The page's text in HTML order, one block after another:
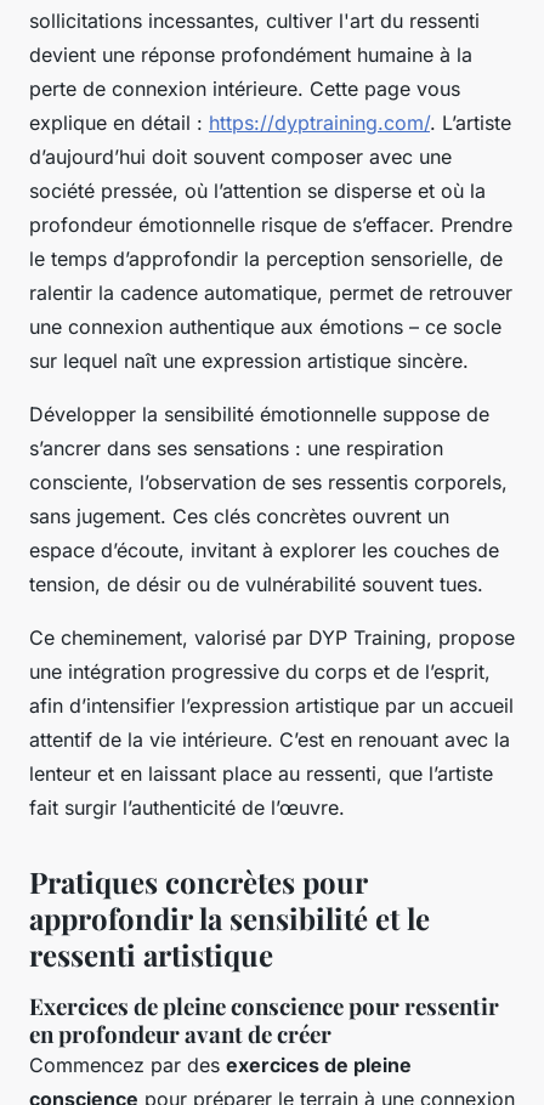
sollicitations incessantes, cultiver l'art du ressenti
devient une réponse profondément humaine à la
perte de connexion intérieure. Cette page vous
explique en détail : https://dyptraining.com/. L’artiste
d’aujourd’hui doit souvent composer avec une
société pressée, où l’attention se disperse et où la
profondeur émotionnelle risque de s’effacer. Prendre
le temps d’approfondir la perception sensorielle, de
ralentir la cadence automatique, permet de retrouver
une connexion authentique aux émotions – ce socle
sur lequel naît une expression artistique sincère.
Développer la sensibilité émotionnelle suppose de
s’ancrer dans ses sensations : une respiration
consciente, l’observation de ses ressentis corporels,
sans jugement. Ces clés concrètes ouvrent un
espace d’écoute, invitant à explorer les couches de
tension, de désir ou de vulnérabilité souvent tues.
Ce cheminement, valorisé par DYP Training, propose
une intégration progressive du corps et de l’esprit,
afin d’intensifier l’expression artistique par un accueil
attentif de la vie intérieure. C’est en renouant avec la
lenteur et en laissant place au ressenti, que l’artiste
fait surgir l’authenticité de l’œuvre.
Pratiques concrètes pour
approfondir la sensibilité et le
ressenti artistique
Exercices de pleine conscience pour ressentir
en profondeur avant de créer
Commencez par des exercices de pleine
conscience pour préparer le terrain à une connexion